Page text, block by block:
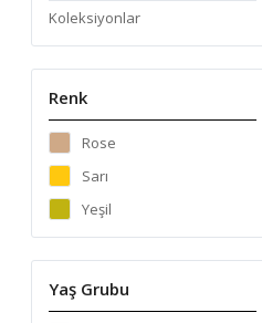
Koleksiyonlar
Renk
Rose
Sarı
Yeşil
Yaş Grubu